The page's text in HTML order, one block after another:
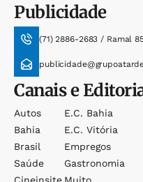
Publicidade
(71) 2886-2683 / Ramal
Canais e
Autos
Bahia
Brasil
Saúde
Cineinsite
E.c. Bahia
E.c. Vitória
Empregos
Gastronomia
Muito